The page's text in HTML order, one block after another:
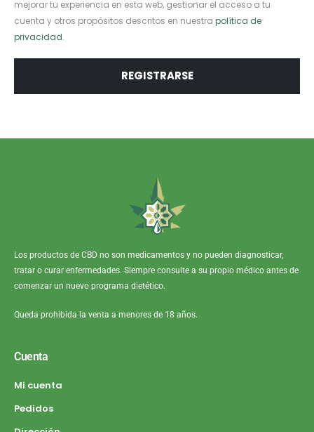
mejorar tu experiencia en esta web, gestionar el acceso a tu
cuenta y otros propósitos descritos en nuestra política de
privacidad.
REGISTRARSE
Los productos de CBD no son medicamentos y no pueden diagnosticar,
tratar o curar enfermedades. Siempre consulte a su propio médico antes de
comenzar un nuevo programa dietético.
Queda prohibida la venta a menores de 18 años.
Cuenta
Mi cuenta
Pedidos